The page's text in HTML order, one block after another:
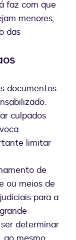
faz com que
menores,
das
documentos
culpados
limitar
de
ou meios de
para a
determinar